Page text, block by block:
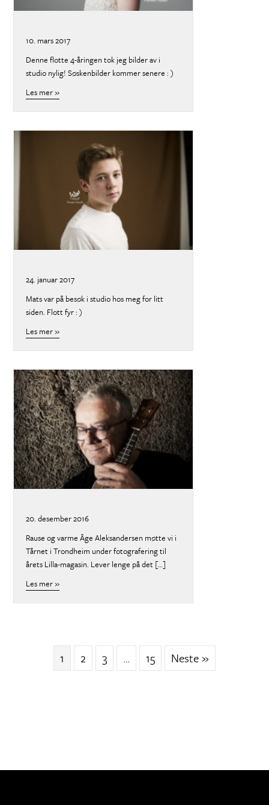
10. mars 2017
Denne flotte 4-åringen tok jeg bilder av i
studio nylig! Søskenbilder kommer senere : )
Les mer »
24. januar 2017
Mats var på besøk i studio hos meg for litt
siden. Flott fyr : )
Les mer »
20. desember 2016
Rause og varme Åge Aleksandersen møtte vi i
Tårnet i Trondheim under fotografering til
årets Lilla-magasin. Lever lenge på det […]
Les mer »
1 2 3 … 15 Neste »